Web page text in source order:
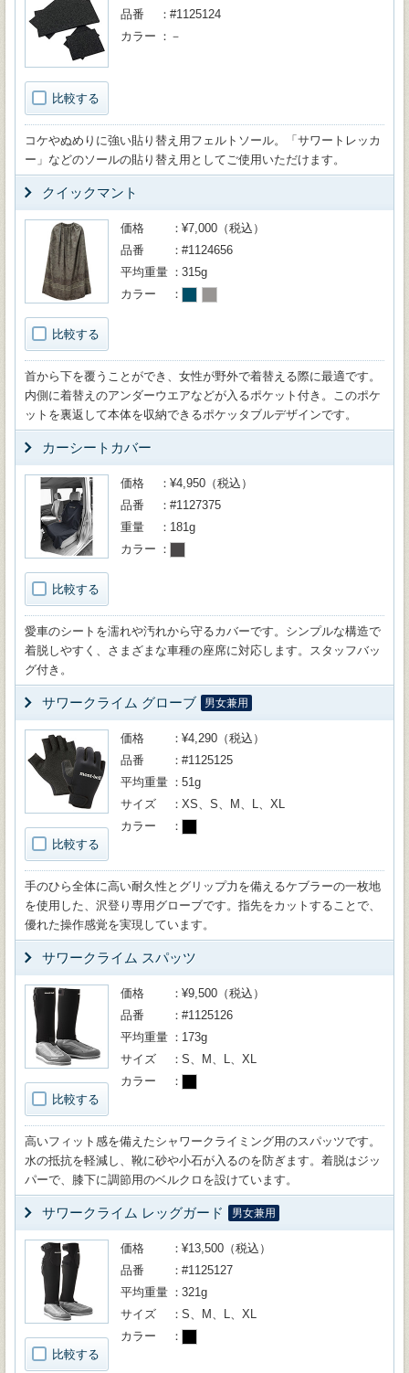
比較する
品番
#1125124
カラー
－
コケやぬめりに強い貼り替え用フェルトソール。「サワートレッカ
ー」などのソールの貼り替え用としてご使用いただけます。
クイックマント
比較する
価格
¥7,000（税込）
品番
#1124656
平均重量
315g
カラー
首から下を覆うことができ、女性が野外で着替える際に最適です。
内側に着替えのアンダーウエアなどが入るポケット付き。このポケ
ットを裏返して本体を収納できるポケッタブルデザインです。
カーシートカバー
比較する
価格
¥4,950（税込）
品番
#1127375
重量
181g
カラー
愛車のシートを濡れや汚れから守るカバーです。シンプルな構造で
着脱しやすく、さまざまな車種の座席に対応します。スタッフバッ
グ付き。
サワークライム グローブ 男女兼用
比較する
価格
¥4,290（税込）
品番
#1125125
平均重量
51g
サイズ
XS、S、M、L、XL
カラー
手のひら全体に高い耐久性とグリップ力を備えるケブラーの一枚地
を使用した、沢登り専用グローブです。指先をカットすることで、
優れた操作感覚を実現しています。
サワークライム スパッツ
比較する
価格
¥9,500（税込）
品番
#1125126
平均重量
173g
サイズ
S、M、L、XL
カラー
高いフィット感を備えたシャワークライミング用のスパッツです。
水の抵抗を軽減し、靴に砂や小石が入るのを防ぎます。着脱はジッ
パーで、膝下に調節用のベルクロを設けています。
サワークライム レッグガード 男女兼用
比較する
価格
¥13,500（税込）
品番
#1125127
平均重量
321g
サイズ
S、M、L、XL
カラー